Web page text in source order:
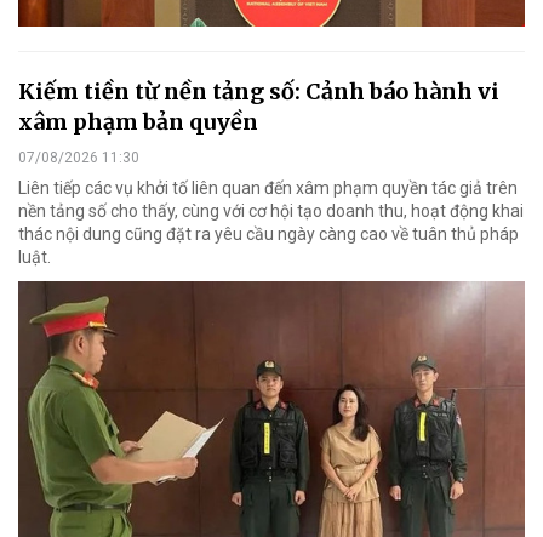
Kiếm tiền từ nền tảng số: Cảnh báo hành vi
xâm phạm bản quyền
07/08/2026 11:30
Liên tiếp các vụ khởi tố liên quan đến xâm phạm quyền tác giả trên
nền tảng số cho thấy, cùng với cơ hội tạo doanh thu, hoạt động khai
thác nội dung cũng đặt ra yêu cầu ngày càng cao về tuân thủ pháp
luật.